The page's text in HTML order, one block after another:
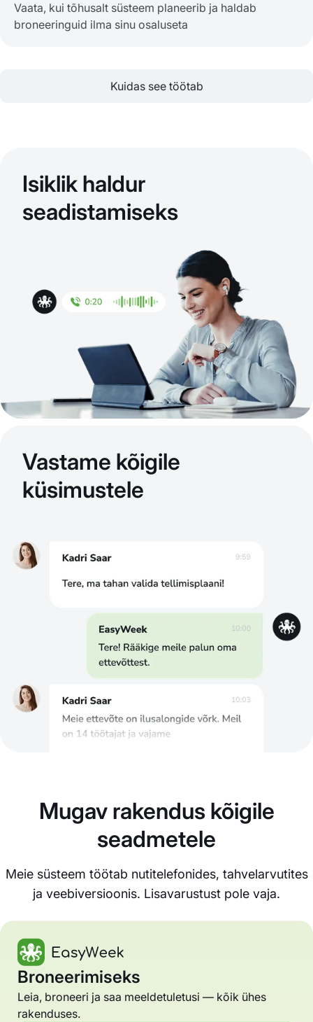
Vaata, kui tõhusalt süsteem planeerib ja haldab
broneeringuid ilma sinu osaluseta
Kuidas see töötab
Isiklik haldur
seadistamiseks
Vastame kõigile
küsimustele
Mugav rakendus kõigile
seadmetele
Meie süsteem töötab nutitelefonides, tahvelarvutites
ja veebiversioonis. Lisavarustust pole vaja.
Broneerimiseks
Leia, broneeri ja saa meeldetuletusi — kõik ühes
rakenduses.